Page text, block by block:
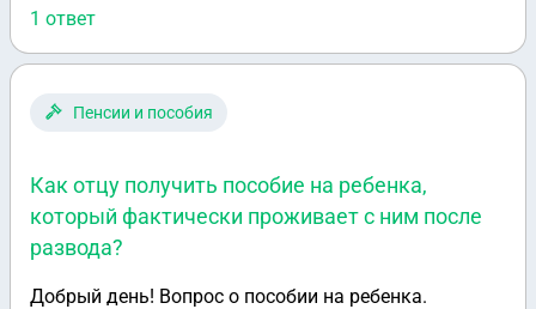
1 ответ
Пенсии и пособия
Как отцу получить пособие на ребенка,
который фактически проживает с ним после
развода?
Добрый день! Вопрос о пособии на ребенка.